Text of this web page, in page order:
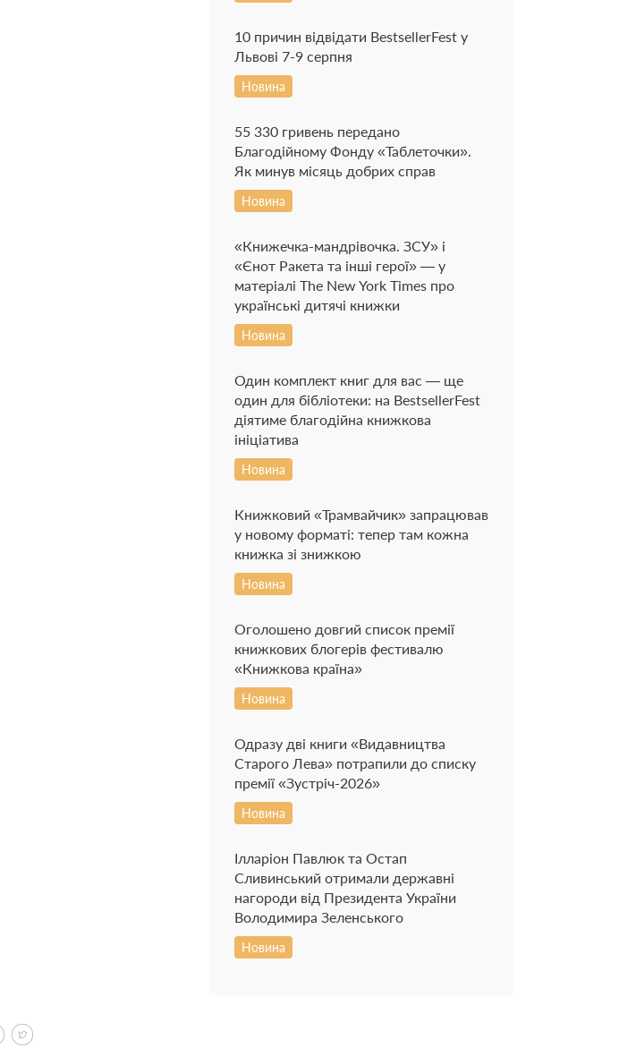
10 причин відвідати BestsellerFest у
Львові 7-9 серпня
Новина
55 330 гривень передано
Благодійному Фонду «Таблеточки».
Як минув місяць добрих справ
Новина
«Книжечка-мандрівочка. ЗСУ» і
«Єнот Ракета та інші герої» — у
матеріалі The New York Times про
українські дитячі книжки
Новина
Один комплект книг для вас — ще
один для бібліотеки: на BestsellerFest
діятиме благодійна книжкова
ініціатива
Новина
Книжковий «Трамвайчик» запрацював
у новому форматі: тепер там кожна
книжка зі знижкою
Новина
Оголошено довгий список премії
книжкових блогерів фестивалю
«Книжкова країна»
Новина
Одразу дві книги «Видавництва
Старого Лева» потрапили до списку
премії «Зустріч-2026»
Новина
Ілларіон Павлюк та Остап
Сливинський отримали державні
нагороди від Президента України
Володимира Зеленського
Новина